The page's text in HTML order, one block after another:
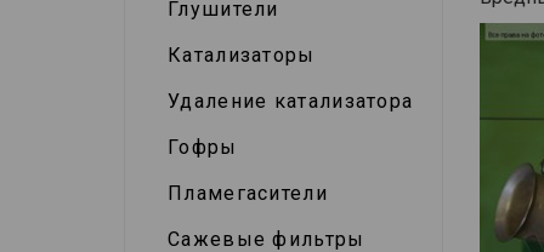
Глушители
Катализаторы
Удаление катализатора
Гофры
Пламегасители
Сажевые фильтры